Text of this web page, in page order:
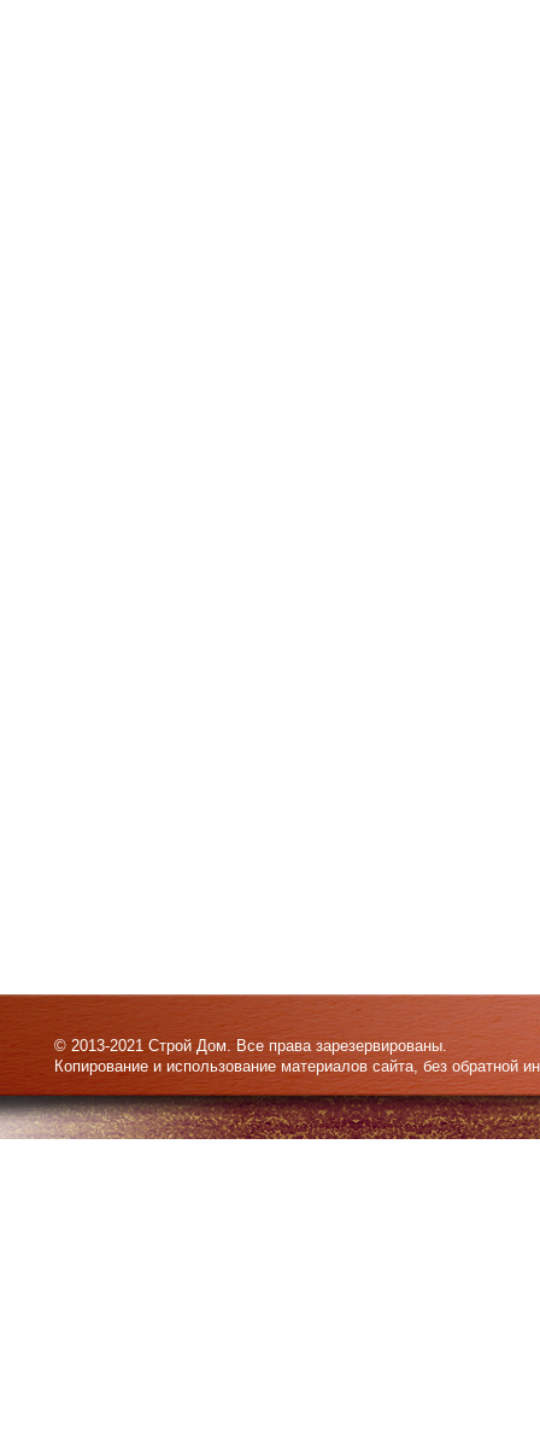
© 2013-2021 Строй Дом. Все права зарезервированы.
Копирование и использование материалов сайта, без обратной